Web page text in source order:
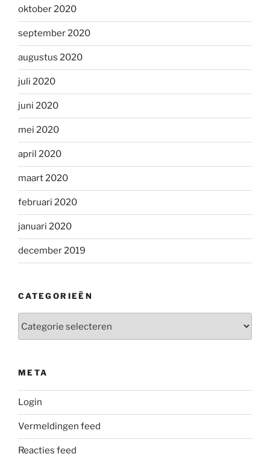
oktober 2020
september 2020
augustus 2020
juli 2020
juni 2020
mei 2020
april 2020
maart 2020
februari 2020
januari 2020
december 2019
CATEGORIEËN
META
Login
Vermeldingen feed
Reacties feed